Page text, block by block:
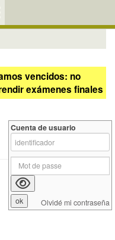
vencidos: no
exámenes finales
Cuenta de usuario
Olvidé mi contraseña